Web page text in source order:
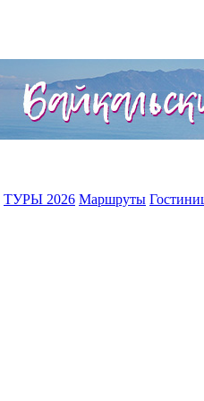
ТУРЫ 2026 Маршруты